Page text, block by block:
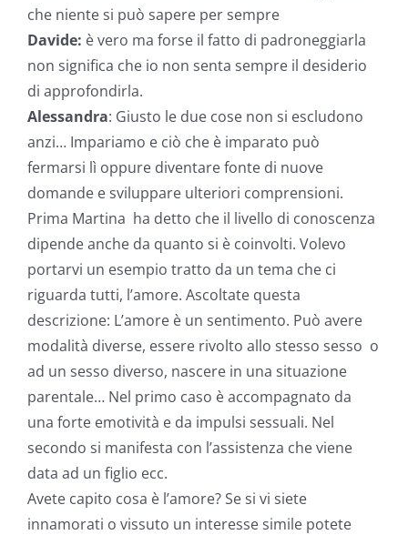
che niente si può sapere per sempre
Davide: è vero ma forse il fatto di padroneggiarla
non significa che io non senta sempre il desiderio
di approfondirla.
Alessandra: Giusto le due cose non si escludono
anzi… Impariamo e ciò che è imparato può
fermarsi lì oppure diventare fonte di nuove
domande e sviluppare ulteriori comprensioni.
Prima Martina ha detto che il livello di conoscenza
dipende anche da quanto si è coinvolti. Volevo
portarvi un esempio tratto da un tema che ci
riguarda tutti, l’amore. Ascoltate questa
descrizione: L’amore è un sentimento. Può avere
modalità diverse, essere rivolto allo stesso sesso o
ad un sesso diverso, nascere in una situazione
parentale… Nel primo caso è accompagnato da
una forte emotività e da impulsi sessuali. Nel
secondo si manifesta con l’assistenza che viene
data ad un figlio ecc.
Avete capito cosa è l’amore? Se si vi siete
innamorati o vissuto un interesse simile potete